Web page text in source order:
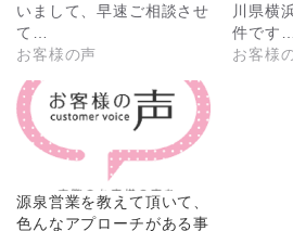
いまして、早速ご相談させ
て…
お客様の声
川県横
件です…
お客様
源泉営業を教えて頂いて、
色んなアプローチがある事